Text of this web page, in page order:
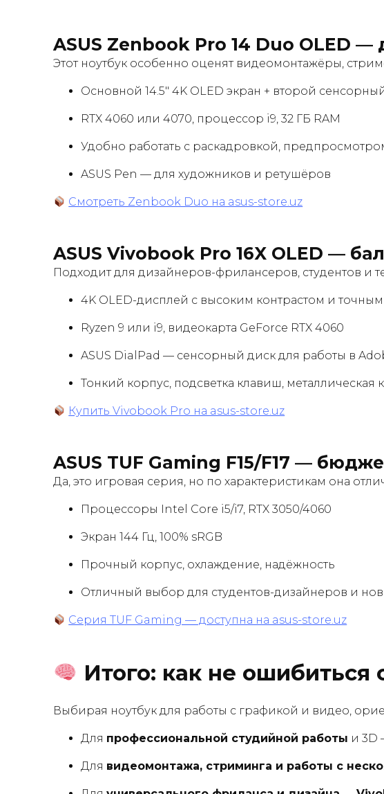
ASUS Zenbook Pro 14 Duo OLED —
Этот ноутбук особенно оценят видеомонтажёры,
Основной 14.5″ 4K OLED экран + второй
RTX 4060 или 4070, процессор i9, 32 ГБ RAM
Удобно работать с раскадровкой,
ASUS Pen — для художников и ретушёров
Смотреть Zenbook Duo на asus-store.uz
ASUS Vivobook Pro 16X OLED —
Подходит для дизайнеров-фрилансеров, студентов и
4K OLED-дисплей с высоким контрастом и
Ryzen 9 или i9, видеокарта GeForce RTX 4060
ASUS DialPad — сенсорный диск для работы в
Тонкий корпус, подсветка клавиш, металлическая
Купить Vivobook Pro на asus-store.uz
ASUS TUF Gaming F15/F17 —
Да, это игровая серия, но по характеристикам она
Процессоры Intel Core i5/i7, RTX 3050/4060
Экран 144 Гц, 100% sRGB
Прочный корпус, охлаждение, надёжность
Отличный выбор для студентов-дизайнеров и
Серия TUF Gaming — доступна на asus-store.uz
Итого: как не ошибиться
Выбирая ноутбук для работы с графикой и видео,
Для профессиональной студийной работы и 3D
Для видеомонтажа, стриминга и работы с